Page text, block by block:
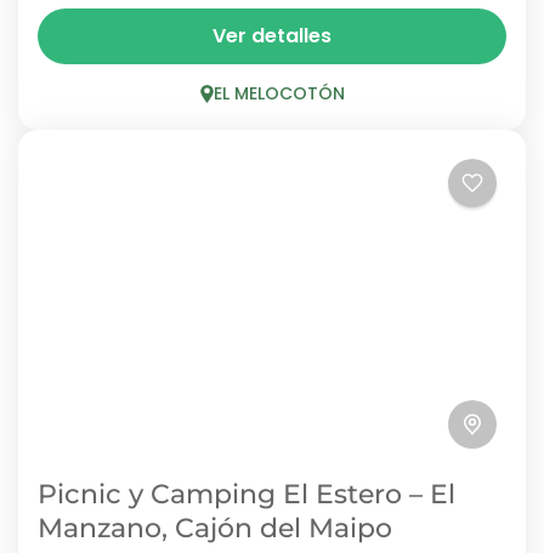
Los Nogales de Roan Jase es un centro
turístico en El Melocotón que combina
camping, cabañas y restaurant con un
Ver detalles
EL MELOCOTÓN
Picnic y Camping El Estero – El
Manzano, Cajón del Maipo